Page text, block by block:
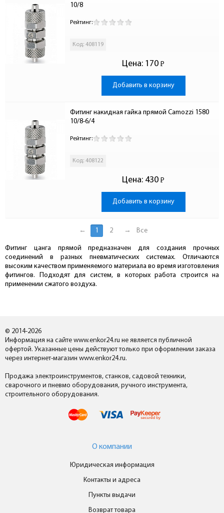
10/8
Рейтинг:
Код: 408119
Цена: 170 Р
-
Добавить в корзину
Фитинг накидная гайка прямой Camozzi 1580
10/8-6/4
Рейтинг:
Код: 408122
Цена: 430 Р
-
Добавить в корзину
← 1 2 → Все
Фитинг цанга прямой предназначен для создания прочных
соединений в разных пневматических системах. Отличаются
высоким качеством применяемого материала во время изготовления
фитингов. Подходят для систем, в которых работа строится на
применении сжатого воздуха.
© 2014-2026
Информация на сайте www.enkor24.ru не является публичной
офертой. Указанные цены действуют только при оформлении заказа
через интернет-магазин www.enkor24.ru.
Продажа электроинструментов, станков, садовой техники,
сварочного и пневмо оборудования, ручного инструмента,
строительного оборудования.
О компании
Юридическая информация
Контакты и адреса
Пункты выдачи
Возврат товара